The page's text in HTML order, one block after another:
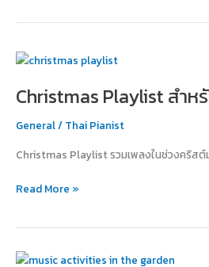
Christmas Playlist สำห
General/ Thai Pianist
Christmas Playlist รวมเพลงในช่วงคริส
Christmas
สำหรับ
คริสต์มาส
Read More »
กิจกรรม